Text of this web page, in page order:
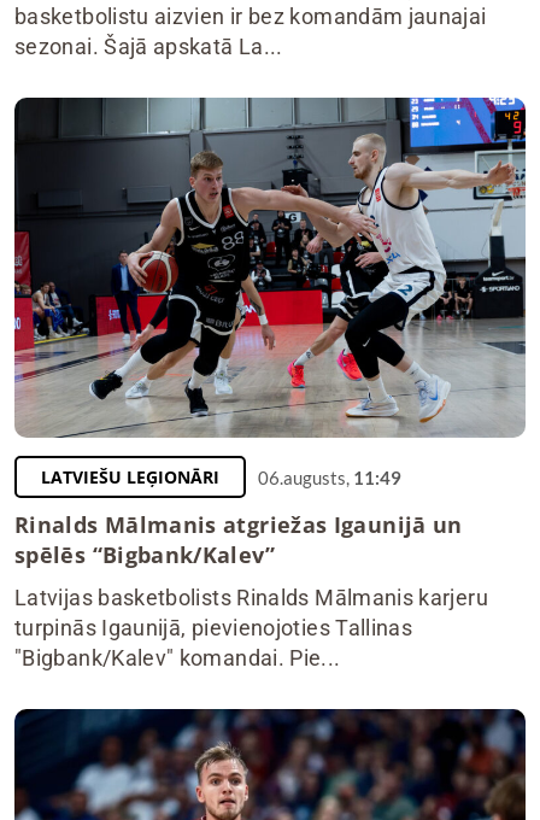
basketbolistu aizvien ir bez komandām jaunajai
sezonai. Šajā apskatā La...
LATVIEŠU LEĢIONĀRI 06.augusts, 11:49
Rinalds Mālmanis atgriežas Igaunijā un
spēlēs “Bigbank/Kalev”
Latvijas basketbolists Rinalds Mālmanis karjeru
turpinās Igaunijā, pievienojoties Tallinas
"Bigbank/Kalev" komandai. Pie...